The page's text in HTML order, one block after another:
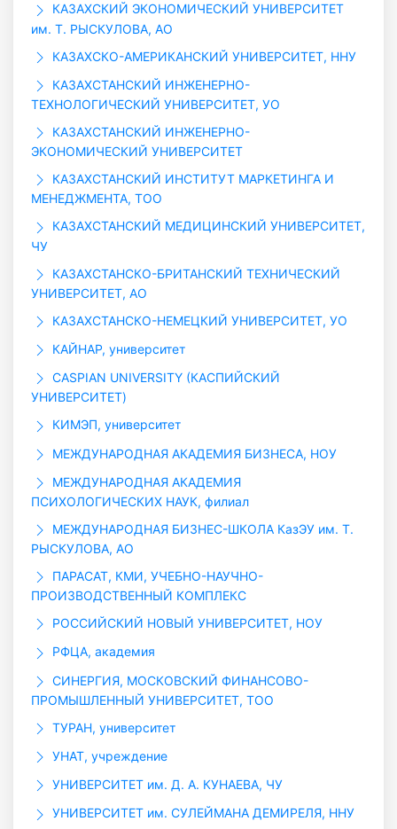
КАЗАХСКИЙ ЭКОНОМИЧЕСКИЙ УНИВЕРСИТЕТ
им. Т. РЫСКУЛОВА, АО
КАЗАХСКО-АМЕРИКАНСКИЙ УНИВЕРСИТЕТ, ННУ
КАЗАХСТАНСКИЙ ИНЖЕНЕРНО-
ТЕХНОЛОГИЧЕСКИЙ УНИВЕРСИТЕТ, УО
КАЗАХСТАНСКИЙ ИНЖЕНЕРНО-
ЭКОНОМИЧЕСКИЙ УНИВЕРСИТЕТ
КАЗАХСТАНСКИЙ ИНСТИТУТ МАРКЕТИНГА И
МЕНЕДЖМЕНТА, ТОО
КАЗАХСТАНСКИЙ МЕДИЦИНСКИЙ УНИВЕРСИТЕТ,
ЧУ
КАЗАХСТАНСКО-БРИТАНСКИЙ ТЕХНИЧЕСКИЙ
УНИВЕРСИТЕТ, АО
КАЗАХСТАНСКО-НЕМЕЦКИЙ УНИВЕРСИТЕТ, УО
КАЙНАР, университет
CASPIAN UNIVERSITY (КАСПИЙСКИЙ
УНИВЕРСИТЕТ)
КИМЭП, университет
МЕЖДУНАРОДНАЯ АКАДЕМИЯ БИЗНЕСА, НОУ
МЕЖДУНАРОДНАЯ АКАДЕМИЯ
ПСИХОЛОГИЧЕСКИХ НАУК, филиал
МЕЖДУНАРОДНАЯ БИЗНЕС-ШКОЛА КазЭУ им. Т.
РЫСКУЛОВА, АО
ПАРАСАТ, КМИ, УЧЕБНО-НАУЧНО-
ПРОИЗВОДСТВЕННЫЙ КОМПЛЕКС
РОССИЙСКИЙ НОВЫЙ УНИВЕРСИТЕТ, НОУ
РФЦА, академия
СИНЕРГИЯ, МОСКОВСКИЙ ФИНАНСОВО-
ПРОМЫШЛЕННЫЙ УНИВЕРСИТЕТ, ТОО
ТУРАН, университет
УНАТ, учреждение
УНИВЕРСИТЕТ им. Д. А. КУНАЕВА, ЧУ
УНИВЕРСИТЕТ им. СУЛЕЙМАНА ДЕМИРЕЛЯ, ННУ